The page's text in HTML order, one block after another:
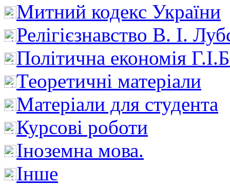
Митний кодекс України
Релігієзнавство В. І.
Політична економія
Теоретичні матеріали
Матеріали для студента
Курсові роботи
Іноземна мова.
Інше